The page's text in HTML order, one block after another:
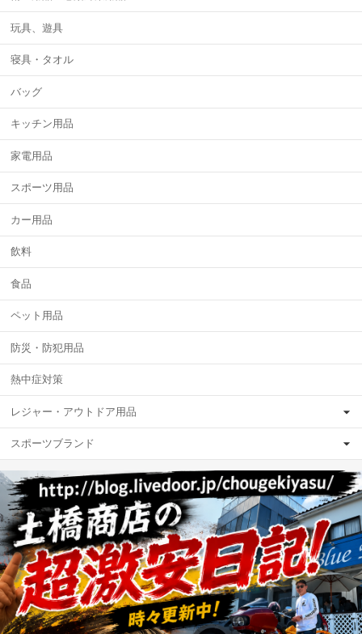
玩具、遊具
寝具・タオル
バッグ
キッチン用品
家電用品
スポーツ用品
カー用品
飲料
食品
ペット用品
防災・防犯用品
熱中症対策
レジャー・アウトドア用品
スポーツブランド